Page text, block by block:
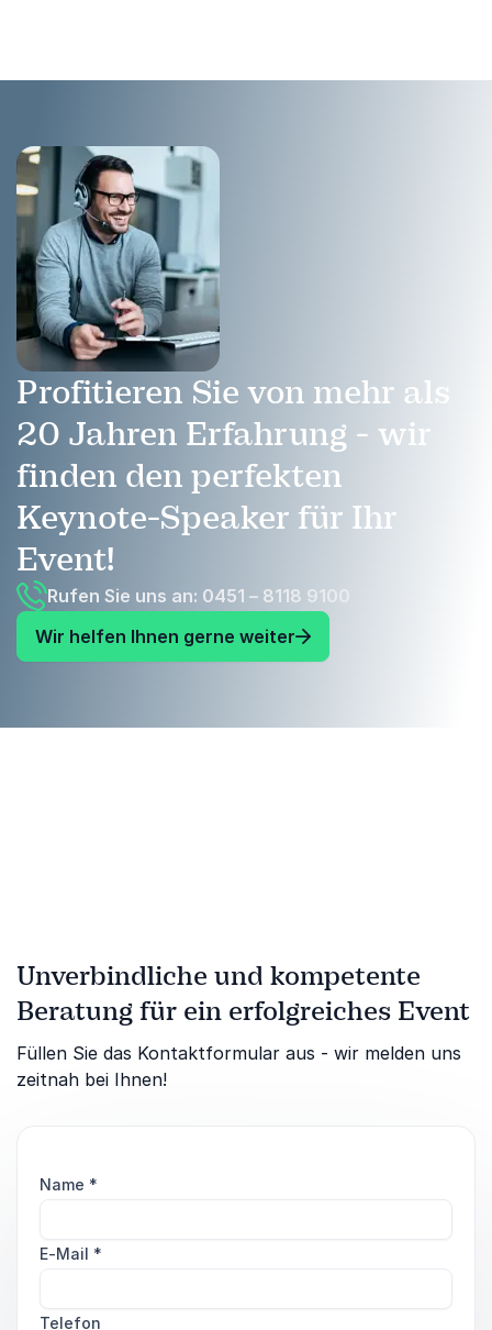
Profitieren Sie von mehr als
20 Jahren Erfahrung - wir
finden den perfekten
Keynote-Speaker für Ihr
Event!
Rufen Sie uns an: 0451 – 8118 9100
Wir helfen Ihnen gerne weiter
Unverbindliche und kompetente
Beratung für ein erfolgreiches Event
Füllen Sie das Kontaktformular aus - wir melden uns
zeitnah bei Ihnen!
Name *
E-Mail *
Telefon